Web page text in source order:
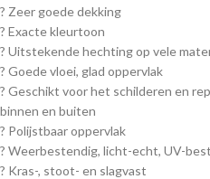
? Zeer goede dekking
? Exacte kleurtoon
? Uitstekende hechting op vele
? Goede vloei, glad oppervlak
? Geschikt voor het schilderen en
binnen en buiten
? Polijstbaar oppervlak
? Weerbestendig, licht-echt, UV-
? Kras-, stoot- en slagvast